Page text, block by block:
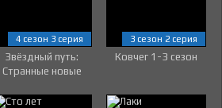
Звёздный путь:
Странные новые
4 сезон 3 серия
Ковчег 1-3 сезон
3 сезон 2 серия